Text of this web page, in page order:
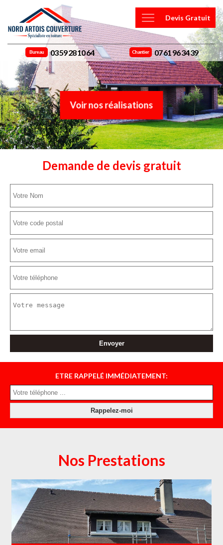
Devis Gratuit
Bureau 03 59 28 10 64 Chantier 07 61 96 34 39
Voir nos réalisations
Demande de devis gratuit
ETRE RAPPELÉ IMMÉDIATEMENT:
Nos Prestations